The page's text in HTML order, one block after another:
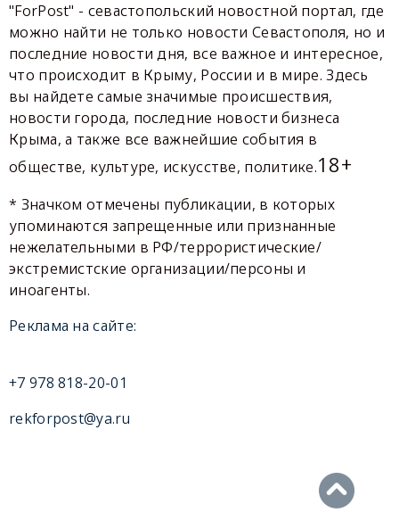
"ForPost" - севастопольский новостной портал, где
можно найти не только новости Севастополя, но и
последние новости дня, все важное и интересное,
что происходит в Крыму, России и в мире. Здесь
вы найдете самые значимые происшествия,
новости города, последние новости бизнеса
Крыма, а также все важнейшие события в
обществе, культуре, искусстве, политике.18+
* Значком отмечены публикации, в которых
упоминаются запрещенные или признанные
нежелательными в РФ/террористические/
экстремистские организации/персоны и
иноагенты.
Реклама на сайте:
+7 978 818-20-01
rekforpost@ya.ru